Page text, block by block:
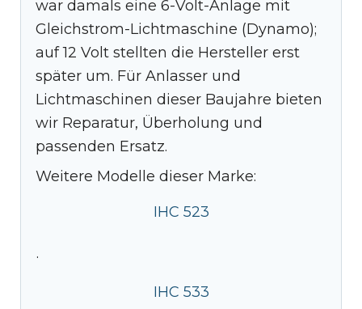
war damals eine 6-Volt-Anlage mit
Gleichstrom-Lichtmaschine (Dynamo);
auf 12 Volt stellten die Hersteller erst
später um. Für Anlasser und
Lichtmaschinen dieser Baujahre bieten
wir Reparatur, Überholung und
passenden Ersatz.
Weitere Modelle dieser Marke:
IHC 523
·
IHC 533